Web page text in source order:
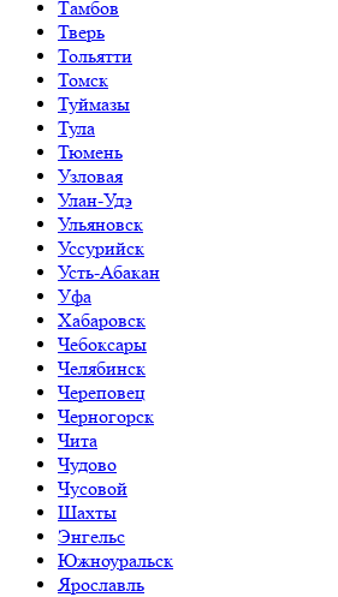
Тамбов
Тверь
Тольятти
Томск
Туймазы
Тула
Тюмень
Узловая
Улан-Удэ
Ульяновск
Уссурийск
Усть-Абакан
Уфа
Хабаровск
Чебоксары
Челябинск
Череповец
Черногорск
Чита
Чудово
Чусовой
Шахты
Энгельс
Южноуральск
Ярославль